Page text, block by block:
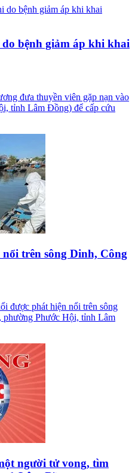
bệnh giảm áp khi khai
đưa thuyền viên gặp nạn vào
tỉnh Lâm Đồng) để cấp cứu
trên sông Dinh, Công
được phát hiện nổi trên sông
phường Phước Hội, tỉnh Lâm
người tử vong, tìm